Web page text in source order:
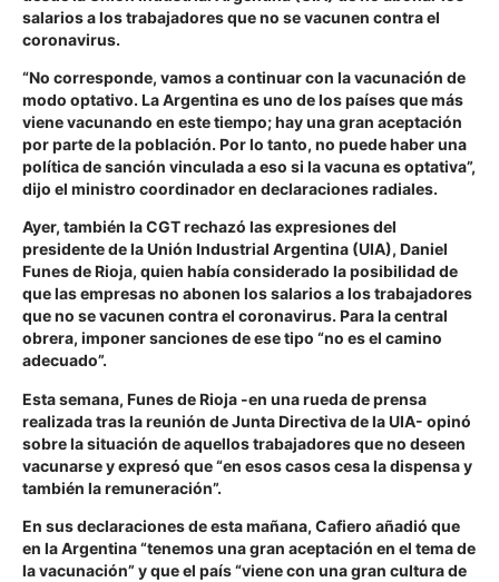
salarios a los trabajadores que no se vacunen contra el
coronavirus.
“No corresponde, vamos a continuar con la vacunación de
modo optativo. La Argentina es uno de los países que más
viene vacunando en este tiempo; hay una gran aceptación
por parte de la población. Por lo tanto, no puede haber una
política de sanción vinculada a eso si la vacuna es optativa”,
dijo el ministro coordinador en declaraciones radiales.
Ayer, también la CGT rechazó las expresiones del
presidente de la Unión Industrial Argentina (UIA), Daniel
Funes de Rioja, quien había considerado la posibilidad de
que las empresas no abonen los salarios a los trabajadores
que no se vacunen contra el coronavirus. Para la central
obrera, imponer sanciones de ese tipo “no es el camino
adecuado”.
Esta semana, Funes de Rioja -en una rueda de prensa
realizada tras la reunión de Junta Directiva de la UIA- opinó
sobre la situación de aquellos trabajadores que no deseen
vacunarse y expresó que “en esos casos cesa la dispensa y
también la remuneración”.
En sus declaraciones de esta mañana, Cafiero añadió que
en la Argentina “tenemos una gran aceptación en el tema de
la vacunación” y que el país “viene con una gran cultura de